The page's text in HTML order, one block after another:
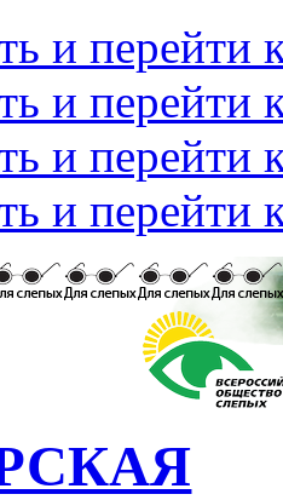
и перейти
и перейти
и перейти
и перейти